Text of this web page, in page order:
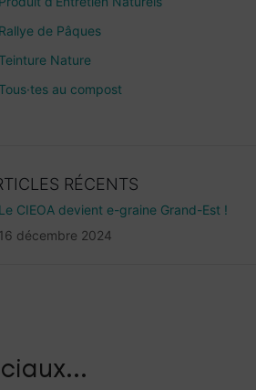
Rallye de Pâques
Teinture Nature
Tous·tes au compost
RÉCENTS
Le CIEOA devient e-graine Grand-Est !
16 décembre 2024